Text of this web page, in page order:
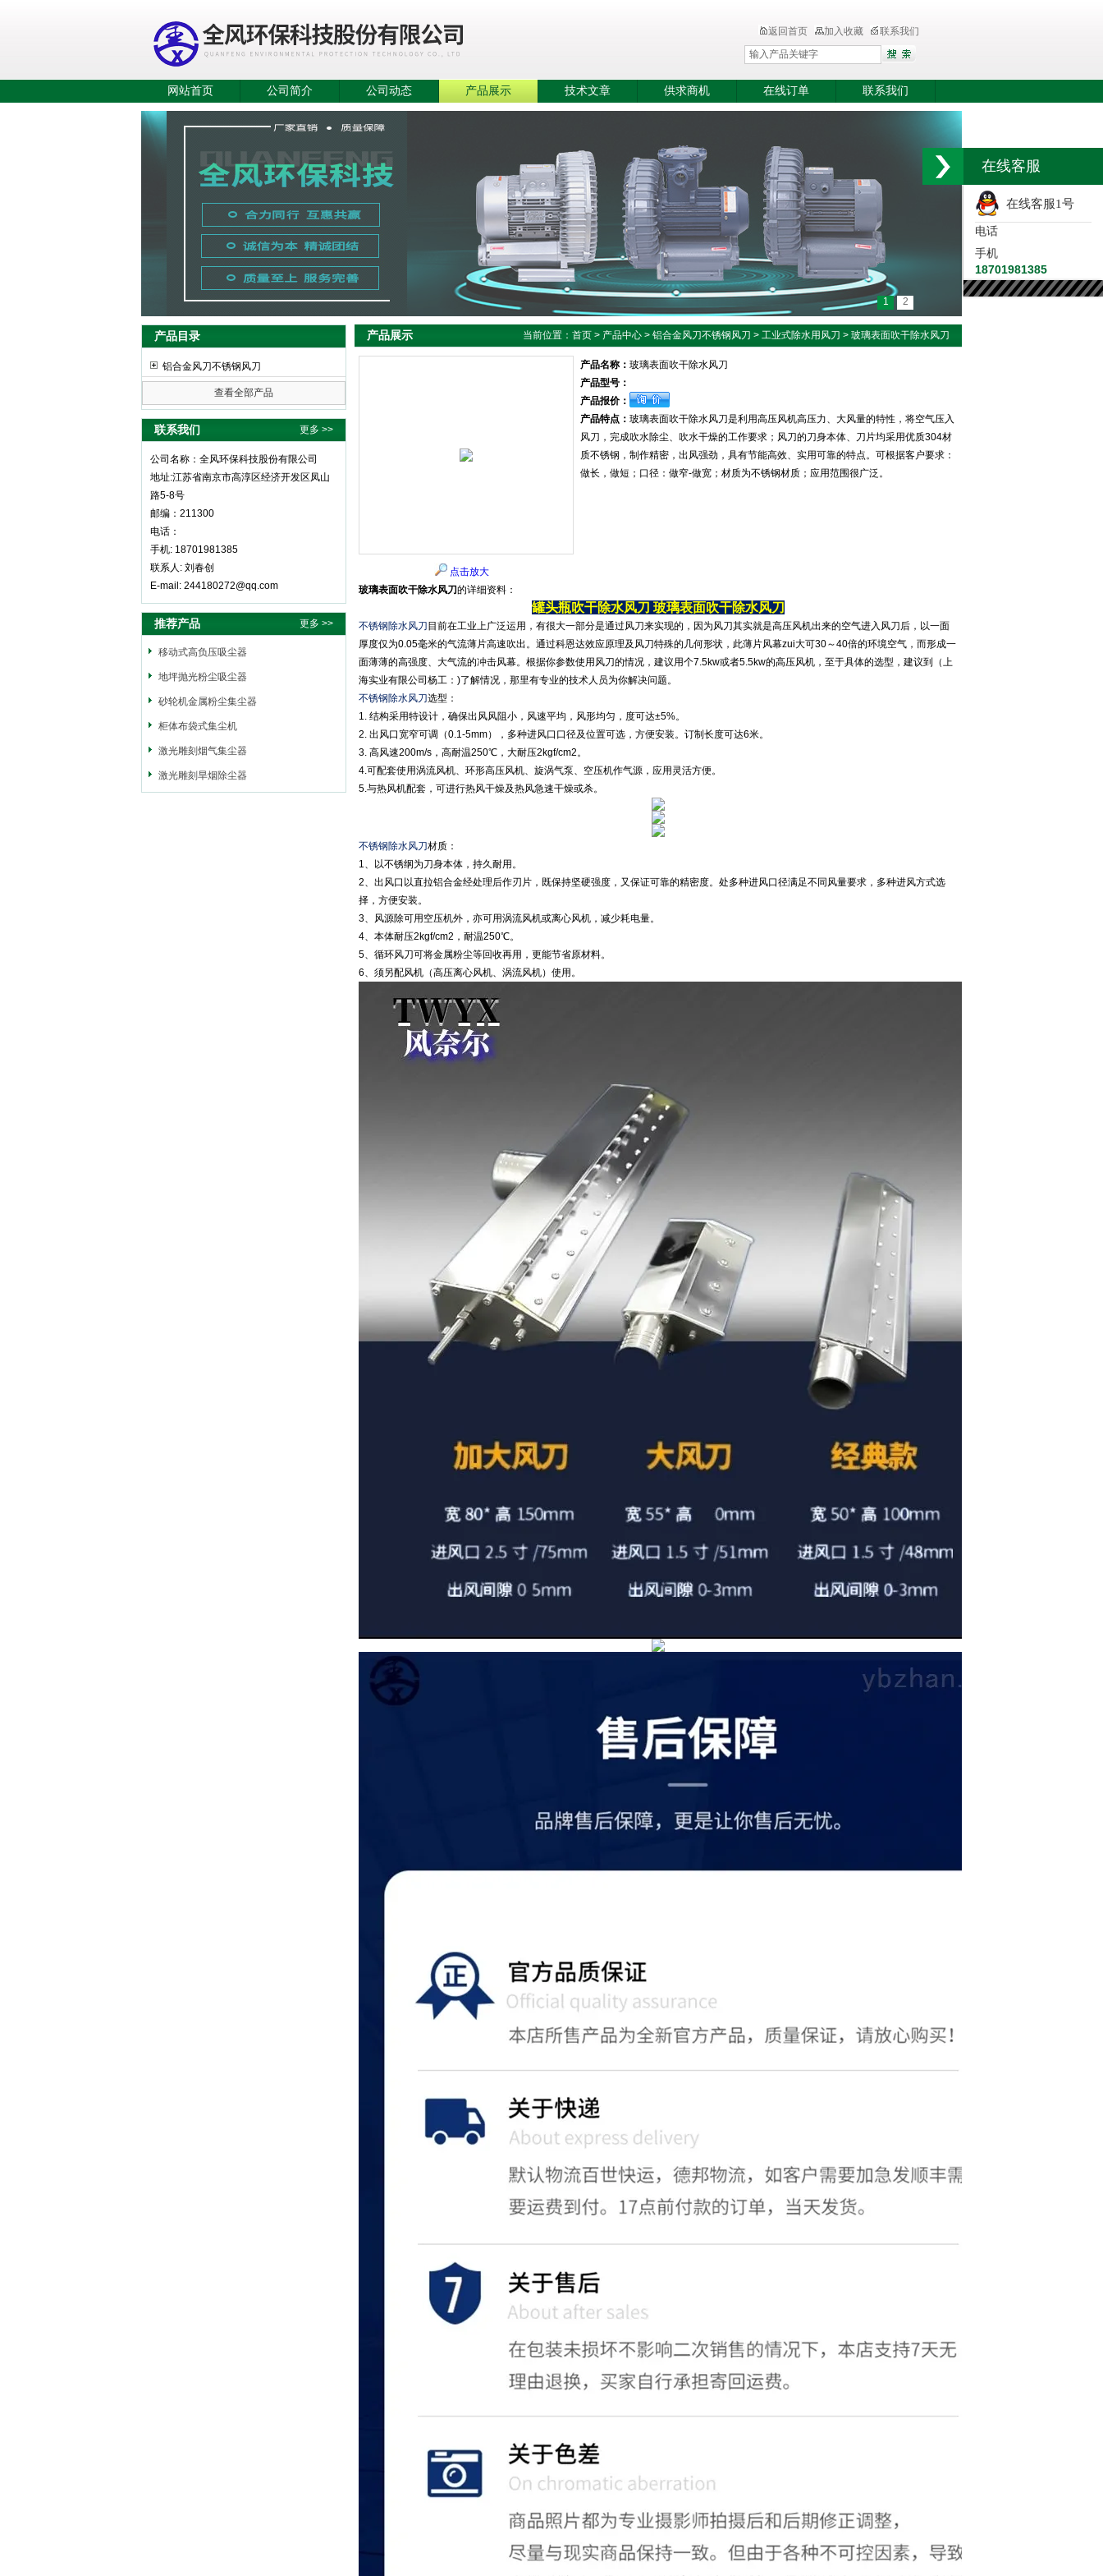
返回首页 加入收藏 联系我们
网站首页 公司简介 公司动态 产品展示 技术文章 供求商机 在线订单 联系我们
1 2
产品目录
铝合金风刀不锈钢风刀
查看全部产品
联系我们 更多 >>
公司名称：全风环保科技股份有限公司
地址:江苏省南京市高淳区经济开发区凤山
路5-8号
邮编：211300
电话：
手机: 18701981385
联系人: 刘春创
E-mail: 244180272@qq.com
推荐产品 更多 >>
移动式高负压吸尘器
地坪抛光粉尘吸尘器
砂轮机金属粉尘集尘器
柜体布袋式集尘机
激光雕刻烟气集尘器
激光雕刻旱烟除尘器
产品展示 当前位置： 首页 > 产品中心 > 铝合金风刀不锈钢风刀 > 工业式除水用风刀 > 玻璃表面吹干除水风刀
点击放大
产品名称： 玻璃表面吹干除水风刀
产品型号：
产品报价：
产品特点： 玻璃表面吹干除水风刀是利用高压风机高压力、大风量的特性，将空气压入
风刀，完成吹水除尘、吹水干燥的工作要求；风刀的刀身本体、刀片均采用优质304材
质不锈钢，制作精密，出风强劲，具有节能高效、实用可靠的特点。可根据客户要求：
做长，做短；口径：做窄-做宽；材质为不锈钢材质；应用范围很广泛。
玻璃表面吹干除水风刀的详细资料：
罐头瓶吹干除水风刀 玻璃表面吹干除水风刀
不锈钢除水风刀 目前在工业上广泛运用，有很大一部分是通过风刀来实现的，因为风刀其实就是高压风机出来的空气进入风刀后，以一面
厚度仅为0.05毫米的气流薄片高速吹出。通过科恩达效应原理及风刀特殊的几何形状，此薄片风幕zui大可30～40倍的环境空气，而形成一
面薄薄的高强度、大气流的冲击风幕。根据你参数使用风刀的情况，建议用个7.5kw或者5.5kw的高压风机，至于具体的选型，建议到（上
海实业有限公司杨工：)了解情况，那里有专业的技术人员为你解决问题。
不锈钢除水风刀选型：
1. 结构采用特设计，确保出风风阻小，风速平均，风形均匀，度可达±5%。
2. 出风口宽窄可调（0.1-5mm），多种进风口口径及位置可选，方便安装。订制长度可达6米。
3. 高风速200m/s，高耐温250℃，大耐压2kgf/cm2。
4.可配套使用涡流风机、环形高压风机、旋涡气泵、空压机作气源，应用灵活方便。
5.与热风机配套，可进行热风干燥及热风急速干燥或杀。
不锈钢除水风刀材质：
1、以不锈纲为刀身本体，持久耐用。
2、出风口以直拉铝合金经处理后作刃片，既保持坚硬强度，又保证可靠的精密度。处多种进风口径满足不同风量要求，多种进风方式选
择，方便安装。
3、风源除可用空压机外，亦可用涡流风机或离心风机，减少耗电量。
4、本体耐压2kgf/cm2，耐温250℃。
5、循环风刀可将金属粉尘等回收再用，更能节省原材料。
6、须另配风机（高压离心风机、涡流风机）使用。
在线客服
在线客服1号
电话
手机
18701981385